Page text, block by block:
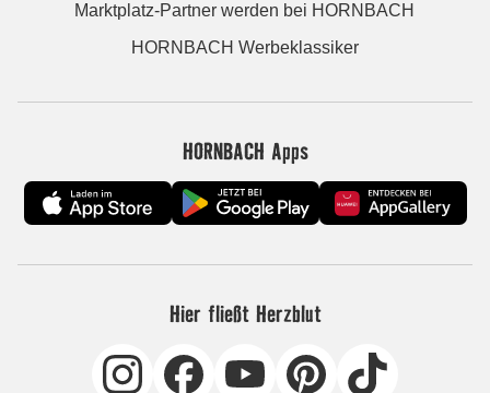
Marktplatz-Partner werden bei HORNBACH
HORNBACH Werbeklassiker
HORNBACH Apps
Hier fließt Herzblut